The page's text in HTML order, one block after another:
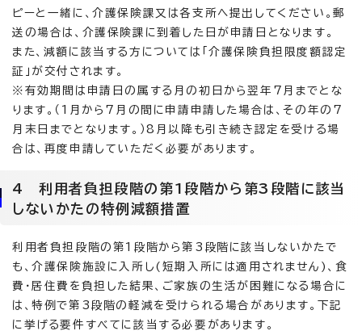
ピーと一緒に、介護保険課又は各支所へ提出してください。郵
送の場合は、介護保険課に到着した日が申請日となります。
また、減額に該当する方については「介護保険負担限度額認定
証」が交付されます。
※有効期間は申請日の属する月の初日から翌年7月までとな
ります。（1月から7月の間に申請申請した場合は、その年の7
月末日までとなります。）8月以降も引き続き認定を受ける場
合は、再度申請していただく必要があります。
4 利用者負担段階の第1段階から第3段階に該当
しないかたの特例減額措置
利用者負担段階の第1段階から第3段階に該当しないかたで
も、介護保険施設に入所し(短期入所には適用されません)、食
費・居住費を負担した結果、ご家族の生活が困難になる場合に
は、特例で第3段階の軽減を受けられる場合があります。下記
に挙げる要件すべてに該当する必要があります。